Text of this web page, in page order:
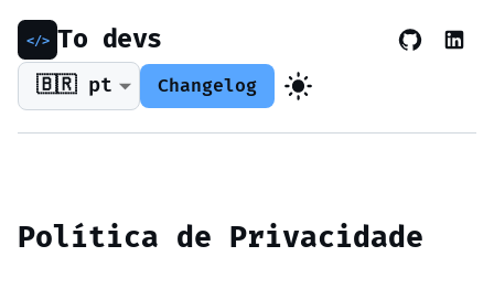
To devs
🇧🇷 pt Changelog
Política de Privacidade